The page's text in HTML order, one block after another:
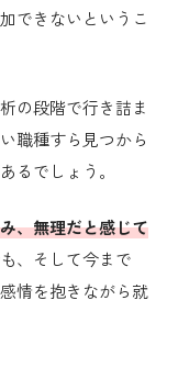
できないというこ
の段階で行き詰ま
職種すら見つから
るでしょう。
、無理だと感じて
、そして今まで
情を抱きながら就